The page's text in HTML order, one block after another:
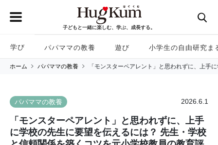
子どもと一緒に楽しむ、学ぶ、成長する。
学び パパママの教養 遊び 小学生の自由研究ま
ホーム パパママの教養 「モンスターペアレント」と思われずに、上手
パパママの教養 2026.6.1
「モンスターペアレント」と思われずに、上手
に学校の先生に要望を伝えるには？ 先生・学校